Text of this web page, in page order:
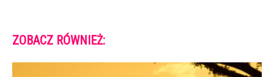
ZOBACZ RÓWNIEŻ: